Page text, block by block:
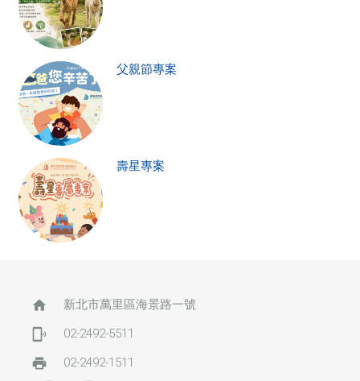
父親節專案
壽星專案
home 新北市萬里區海景路一號
phonelink_ring 02-2492-5511
print 02-2492-1511